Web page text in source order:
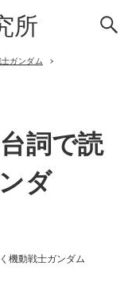
所
ガンダム
詞で読
ダ
機動戦士ガンダム